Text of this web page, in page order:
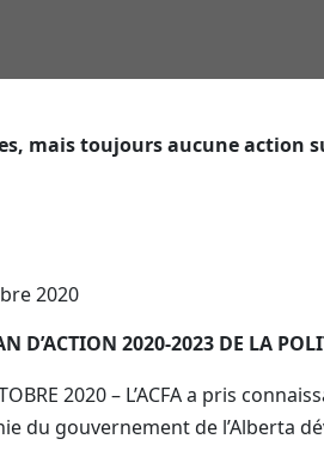
mais toujours aucune
2020
D’ACTION 2020-2023 DE LA
2020 – L’ACFA a pris
du gouvernement de l’Alberta